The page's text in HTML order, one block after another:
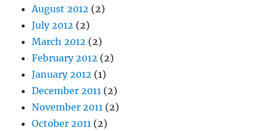
August 2012 (2)
July 2012 (2)
March 2012 (2)
February 2012 (2)
January 2012 (1)
December 2011 (2)
November 2011 (2)
October 2011 (2)